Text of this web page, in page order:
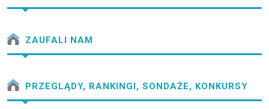
ZAUFALI NAM
PRZEGLĄDY, RANKINGI, SONDAŻE, KONKURSY